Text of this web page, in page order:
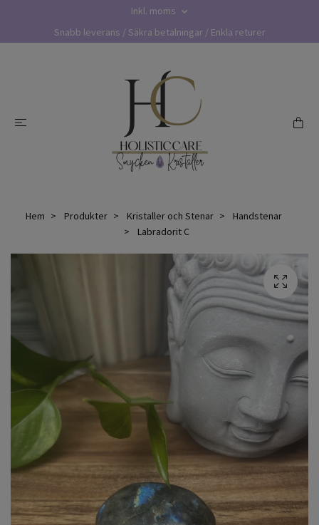
Inkl. moms
Snabb leverans / Säkra betalningar / Enkla returer
Hem Produkter Kristaller och Stenar
Handstenar
Labradorit C